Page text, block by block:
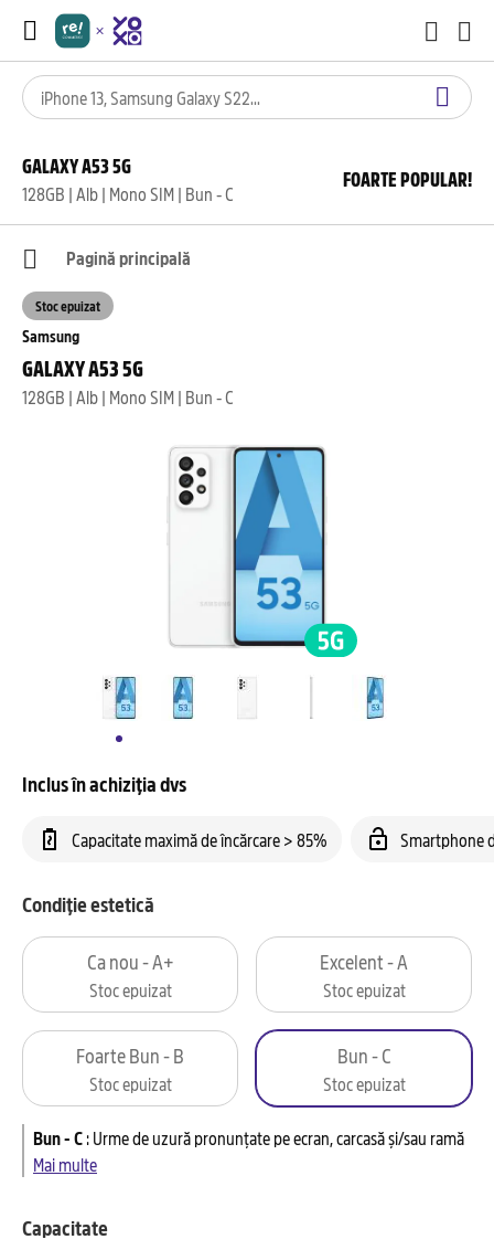
GALAXY A53 5G
128GB | Alb | Mono SIM | Bun - C
FOARTE POPULAR!
Pagină principală
Samsung
GALAXY A53 5G
128GB | Alb | Mono SIM | Bun - C
Stoc epuizat
Inclus în achiziția dvs
Capacitate maximă de încărcare > 85% Smartphone
Condiție estetică
Ca nou - A+
Stoc epuizat
Excelent - A
Stoc epuizat
Foarte Bun - B
Stoc epuizat
Bun - C
Stoc epuizat
Bun - C:Urme de uzură pronunțate pe ecran, carcasă și/sau ramă
Mai multe
Capacitate